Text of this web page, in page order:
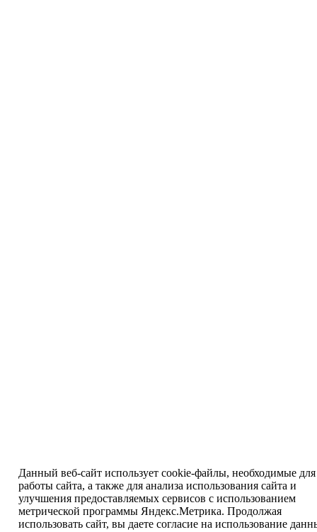
Данный веб-сайт использует cookie-файлы, необходимые для
работы сайта, а также для анализа использования сайта и
улучшения предоставляемых сервисов с использованием
метрической программы Яндекс.Метрика. Продолжая
использовать сайт, вы даете согласие на использование